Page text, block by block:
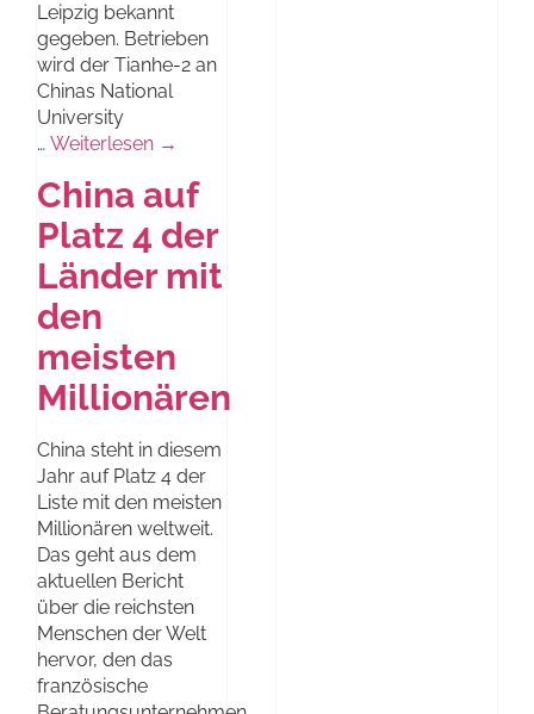
Leipzig bekannt
gegeben. Betrieben
wird der Tianhe-2 an
Chinas National
University
… Weiterlesen →
China auf
Platz 4 der
Länder mit
den
meisten
Millionären
China steht in diesem
Jahr auf Platz 4 der
Liste mit den meisten
Millionären weltweit.
Das geht aus dem
aktuellen Bericht
über die reichsten
Menschen der Welt
hervor, den das
französische